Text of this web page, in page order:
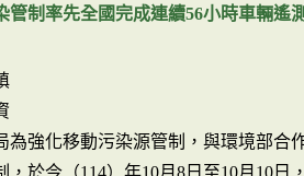
管制率先全國完成連續56小時車輛遙
為強化移動污染源管制，與環境部合
，於今（114）年10月8日至10月10日